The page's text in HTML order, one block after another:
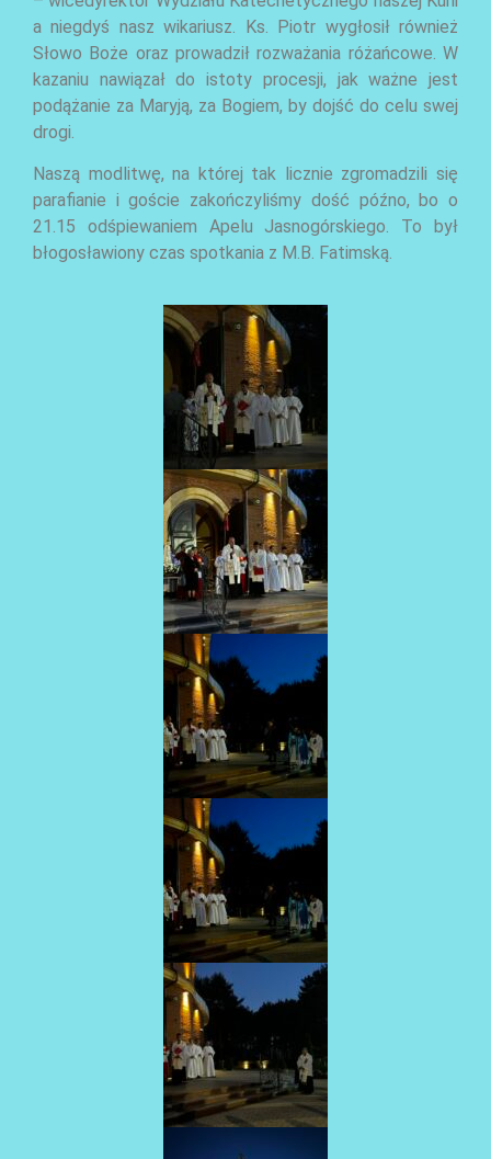
a niegdyś nasz wikariusz. Ks. Piotr wygłosił również
Słowo Boże oraz prowadził rozważania różańcowe. W
kazaniu nawiązał do istoty procesji, jak ważne jest
podążanie za Maryją, za Bogiem, by dojść do celu swej
drogi.
Naszą modlitwę, na której tak licznie zgromadzili się
parafianie i goście zakończyliśmy dość późno, bo o
21.15 odśpiewaniem Apelu Jasnogórskiego. To był
błogosławiony czas spotkania z M.B. Fatimską.